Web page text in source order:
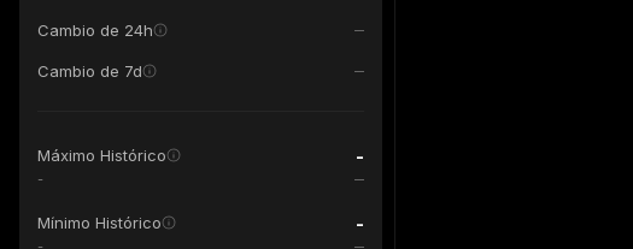
Cambio de 24h
Cambio de 7d
Máximo Histórico -
-
Mínimo Histórico -